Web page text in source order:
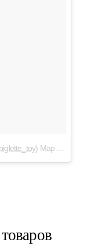
Мар 20 2017 в 9:17 PDT